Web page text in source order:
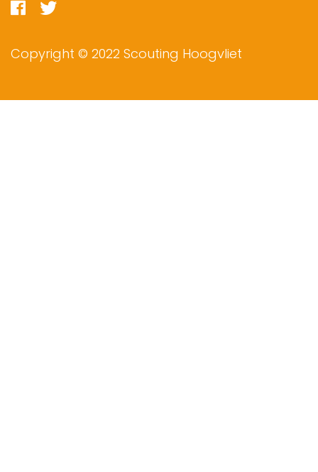
Copyright © 2022 Scouting Hoogvliet